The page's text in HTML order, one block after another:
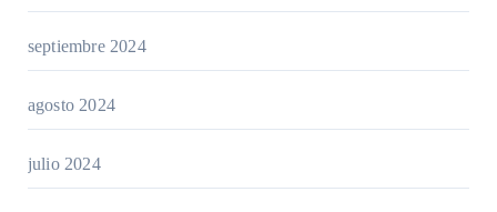
septiembre 2024
agosto 2024
julio 2024